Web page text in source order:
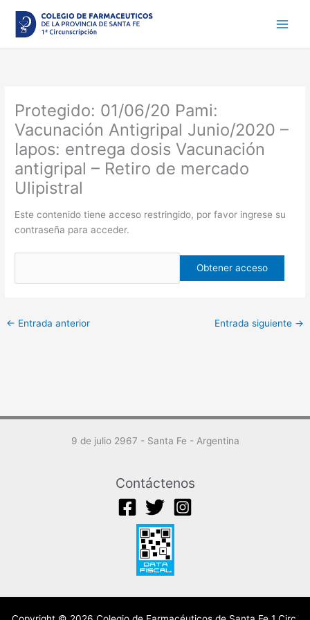
contenido
Protegido: 01/06/20 Pami:
Vacunación Antigripal Junio/2020 –
Iapos: entrega dosis Vacunación
antigripal – Retiro de mercado
Ulipistral
Este contenido tiene acceso restringido, por favor ingrese su
contraseña para acceder.
← Entrada anterior Entrada siguiente →
9 de julio 2967 - Santa Fe - Argentina
Contáctenos